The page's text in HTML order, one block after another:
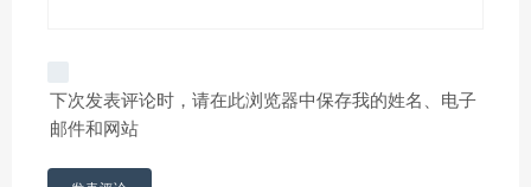
下次发表评论时，请在此浏览器中保存我的姓名、电子
邮件和网站